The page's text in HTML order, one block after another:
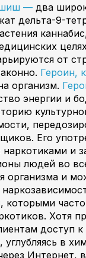
— два
дельта-9-
от
Героин,
организм.
энергии и
Его
наркотиками и
людей во
организма и
которыми
Хотя
доступ
углубляясь в
Интернет,